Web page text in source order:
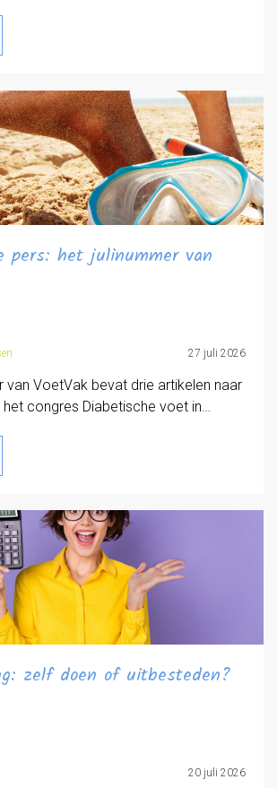
pers: het julinummer van
27 juli 2026
van VoetVak bevat drie artikelen naar
congres Diabetische voet in…
zelf doen of uitbesteden?
20 juli 2026